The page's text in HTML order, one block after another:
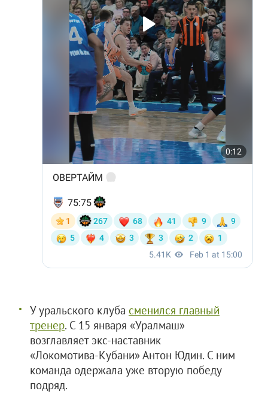
У уральского клуба сменился главный
тренер. С 15 января «Уралмаш»
возглавляет экс-наставник
«Локомотива‑Кубани» Антон Юдин. С ним
команда одержала уже вторую победу
подряд.